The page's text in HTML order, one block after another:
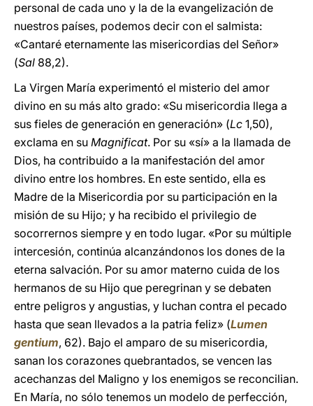
personal de cada uno y la de la evangelización de
nuestros países, podemos decir con el salmista:
«Cantaré eternamente las misericordias del Señor»
(Sal 88,2).
La Virgen María experimentó el misterio del amor
divino en su más alto grado: «Su misericordia llega a
sus fieles de generación en generación» (Lc 1,50),
exclama en su Magnificat. Por su «sí» a la llamada de
Dios, ha contribuido a la manifestación del amor
divino entre los hombres. En este sentido, ella es
Madre de la Misericordia por su participación en la
misión de su Hijo; y ha recibido el privilegio de
socorrernos siempre y en todo lugar. «Por su múltiple
intercesión, continúa alcanzándonos los dones de la
eterna salvación. Por su amor materno cuida de los
hermanos de su Hijo que peregrinan y se debaten
entre peligros y angustias, y luchan contra el pecado
hasta que sean llevados a la patria feliz» (Lumen
gentium, 62). Bajo el amparo de su misericordia,
sanan los corazones quebrantados, se vencen las
acechanzas del Maligno y los enemigos se reconcilian.
En María, no sólo tenemos un modelo de perfección,